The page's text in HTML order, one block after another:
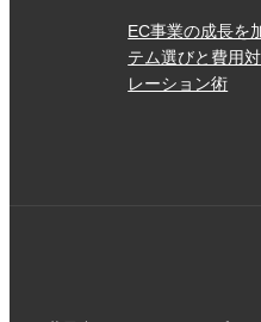
EC事業の成長を
テム選びと費用
レーション術